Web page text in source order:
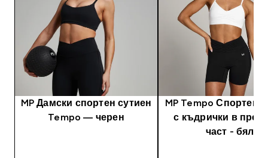
MP Дамски спортен сутиен
Tempo — черен
MP Tempo Спортен
с къдрички в
част - бял